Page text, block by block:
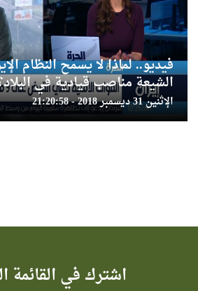
فيديو.. لماذا لا يسمح النظام
الشيعة مناصب قيادية في
الإثنين 31 ديسمبر 2018 - 21:20:58
اشترك في القائمة